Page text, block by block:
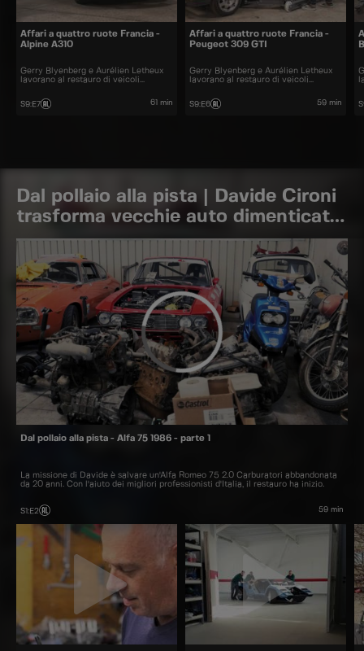
Affari a quattro ruote Francia -
Alpine A310
Gerry Blyenberg e Aurélien Letheux
lavorano al restauro di veicoli
S9: E7 61 min
Affari a quattro ruote Francia -
Peugeot 309 GTI
Gerry Blyenberg e Aurélien Letheux
lavorano al restauro di veicoli
S9: E6 59 min
Dal pollaio alla pista | Davide Cironi
trasforma vecchie auto dimenticate
e le riporta in pista
Dal pollaio alla pista - Alfa 75 1986 - parte 1
La missione di Davide è salvare un'Alfa Romeo 75 2.0 Carburatori abbandonata
da 20 anni. Con l'aiuto dei migliori professionisti d'Italia, il restauro ha inizio.
S1 : E2 59 min